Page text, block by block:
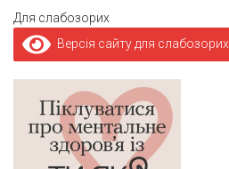
Для слабозорих
Версія сайту для слабозорих